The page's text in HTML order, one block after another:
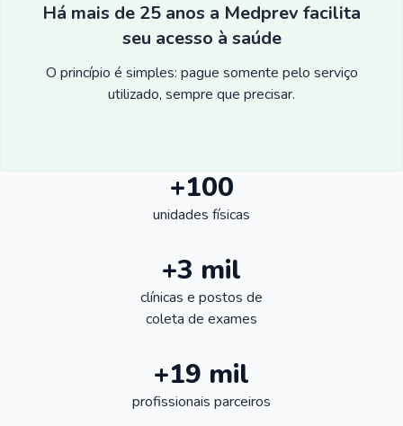
Há mais de 25 anos a Medprev facilita
seu acesso à saúde
O princípio é simples: pague somente pelo serviço
utilizado, sempre que precisar.
+100
unidades físicas
+3 mil
clínicas e postos de
coleta de exames
+19 mil
profissionais parceiros